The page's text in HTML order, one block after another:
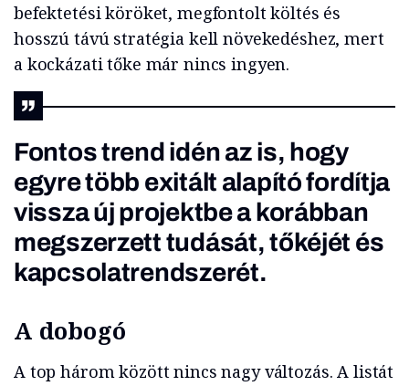
befektetési köröket, megfontolt költés és
hosszú távú stratégia kell növekedéshez, mert
a kockázati tőke már nincs ingyen.
Fontos trend idén az is, hogy
egyre több exitált alapító fordítja
vissza új projektbe a korábban
megszerzett tudását, tőkéjét és
kapcsolatrendszerét.
A dobogó
A top három között nincs nagy változás. A listát